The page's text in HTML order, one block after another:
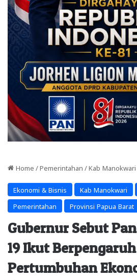
Home / Pemerintahan / Kab Manokwari
Ekonomi & Bisnis Kab Manokwari
Pemerintahan Provinsi Papua Barat
Gubernur Sebut
19 Ikut
Pertumbuhan